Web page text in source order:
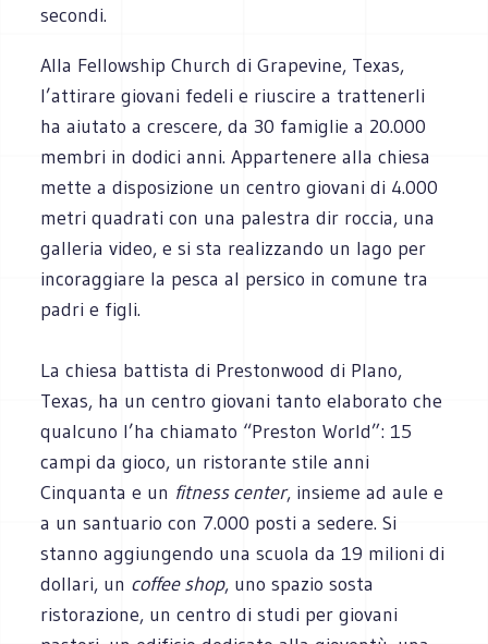
secondi.
Alla Fellowship Church di Grapevine, Texas,
l’attirare giovani fedeli e riuscire a trattenerli
ha aiutato a crescere, da 30 famiglie a 20.000
membri in dodici anni. Appartenere alla chiesa
mette a disposizione un centro giovani di 4.000
metri quadrati con una palestra dir roccia, una
galleria video, e si sta realizzando un lago per
incoraggiare la pesca al persico in comune tra
padri e figli.
La chiesa battista di Prestonwood di Plano,
Texas, ha un centro giovani tanto elaborato che
qualcuno l’ha chiamato “Preston World”: 15
campi da gioco, un ristorante stile anni
Cinquanta e un fitness center, insieme ad aule e
a un santuario con 7.000 posti a sedere. Si
stanno aggiungendo una scuola da 19 milioni di
dollari, un coffee shop, uno spazio sosta
ristorazione, un centro di studi per giovani